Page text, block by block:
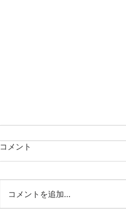
５周年
コメント
コメントを追加…